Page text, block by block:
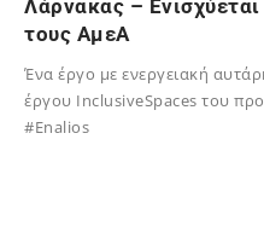
Λάρνακας –
τους ΑμεΑ
Ένα έργο με ενεργειακή
έργου InclusiveSpaces του
#Enalios